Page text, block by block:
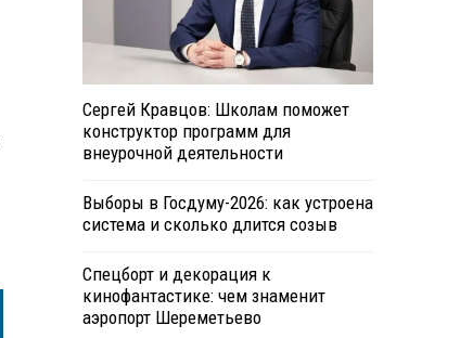
Сергей Кравцов: Школам поможет
конструктор программ для
внеурочной деятельности
Выборы в Госдуму-2026: как устроена
система и сколько длится созыв
Спецборт и декорация к
кинофантастике: чем знаменит
аэропорт Шереметьево